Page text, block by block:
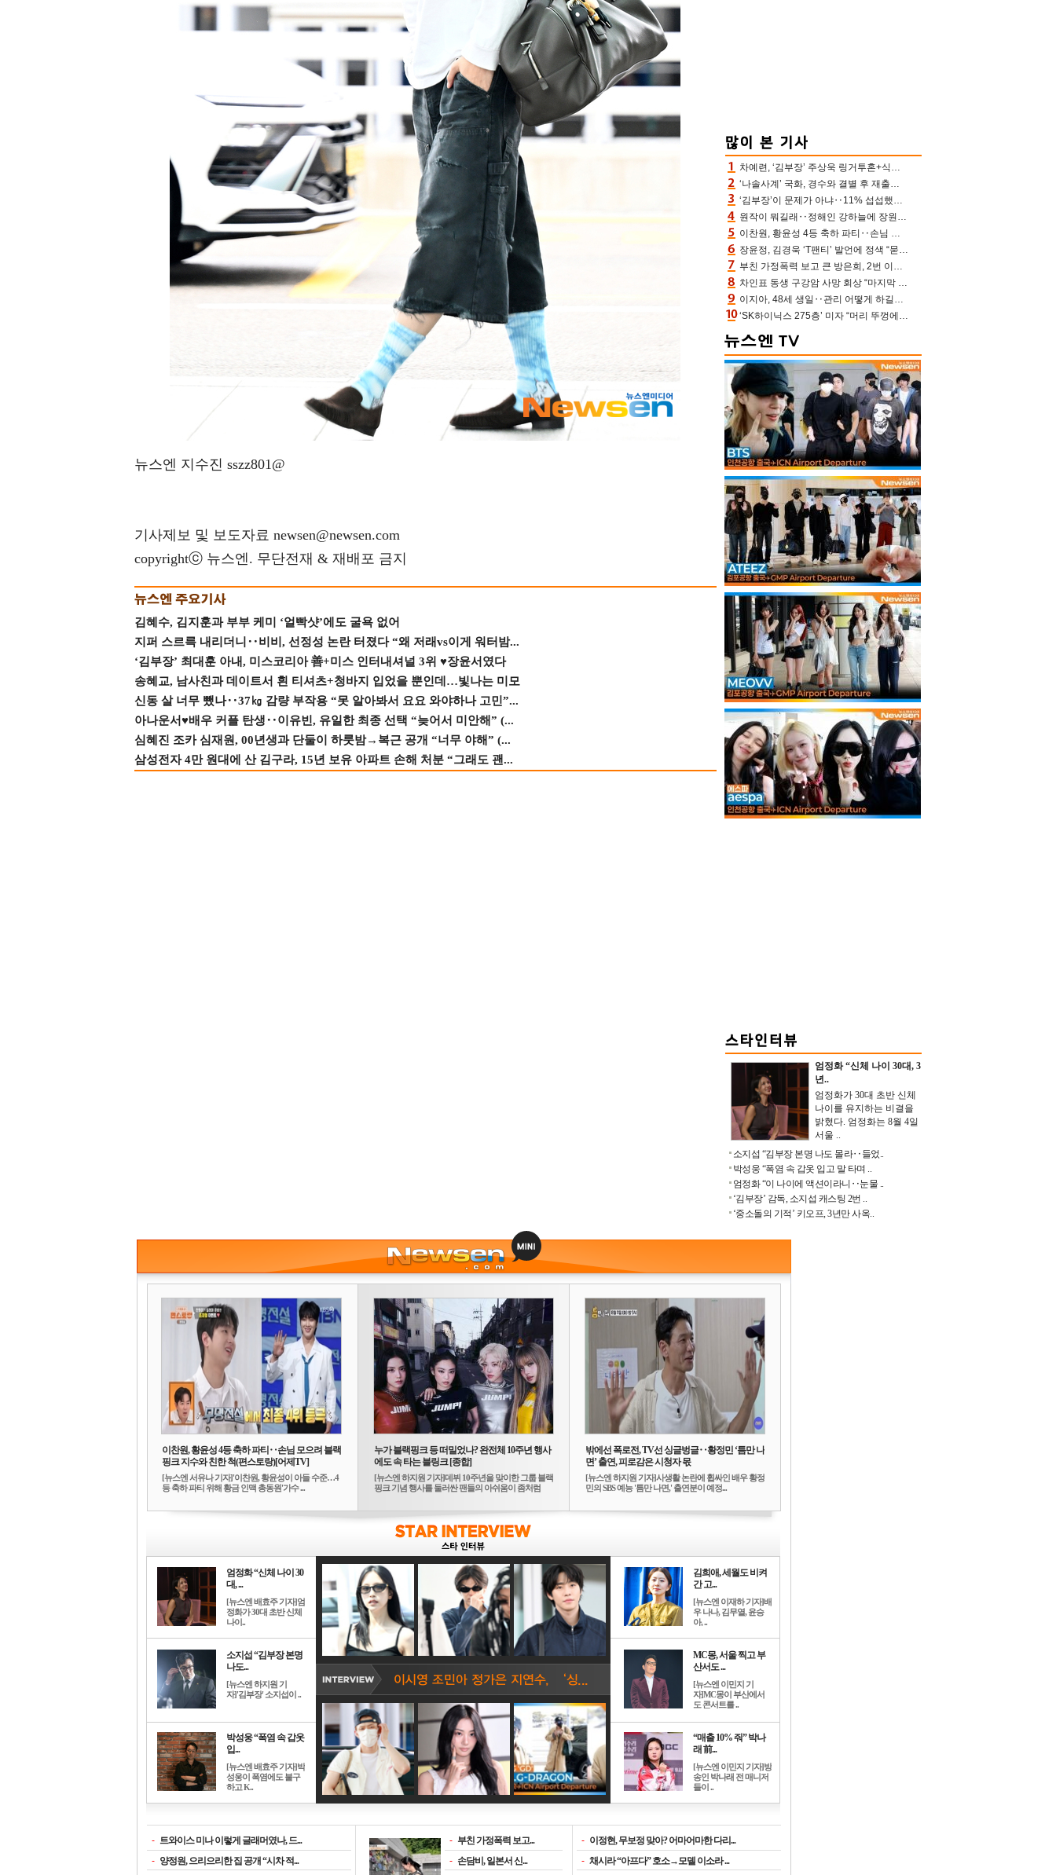
뉴스엔 지수진 sszz801@
기사제보 및 보도자료 newsen@newsen.com
copyrightⓒ 뉴스엔. 무단전재 & 재배포 금지
김혜수, 김지훈과 부부 케미 ‘얼빡샷’에도 굴욕 없어
지퍼 스르륵 내리더니‥비비, 선정성 논란 터졌다 “왜 저래vs이게 워터밤...
‘김부장’ 최대훈 아내, 미스코리아 善+미스 인터내셔널 3위 ♥장윤서였다
송혜교, 남사친과 데이트서 흰 티셔츠+청바지 입었을 뿐인데…빛나는 미모
신동 살 너무 뺐나‥37㎏ 감량 부작용 “못 알아봐서 요요 와야하나 고민”...
아나운서♥배우 커플 탄생‥이유빈, 유일한 최종 선택 “늦어서 미안해” (...
심혜진 조카 심재원, 00년생과 단둘이 하룻밤→복근 공개 “너무 야해” (...
삼성전자 4만 원대에 산 김구라, 15년 보유 아파트 손해 처분 “그래도 괜...
차예련, ‘김부장’ 주상욱 링거투혼+식스팩 비화 “옷 벗는데 아저씨는 안 된다고”(차장금)
‘나솔사계’ 국화, 경수와 결별 후 재출연…첫인상 3표 몰표
‘김부장’이 문제가 아냐‥11% 섭섭했던 ‘재벌X형사2’ 돈·빽 총동원해 컴백 [TV보고서]
원작이 뭐길래‥정해인 강하늘에 장원영까지 참여한 이 영화
이찬원, 황윤성 4등 축하 파티‥손님 모으려 블랙핑크 지수와 친한 척(편스토랑)[어제TV]
장윤정, 김경욱 ‘T팬티’ 발언에 정색 “묻지 않았는데, 그것도 성희롱”(장공장)
부친 가정폭력 보고 큰 방은희, 2번 이혼 후 잠수→母 고독사에 자책(특종세상)[어제TV]
차인표 동생 구강암 사망 회상 “마지막 순간 동생 손 잡아준 신애라, 두고두고 고마워” (신애라이프)
이지아, 48세 생일‥관리 어떻게 하길래 놀라운 동안 미모
‘SK하이닉스 275층’ 미자 “머리 뚜껑에서 사, 주식만 안 해도 돈 버는 것”
엄정화 “신체 나이 30대, 3
년..
엄정화가 30대 초반 신체
나이를 유지하는 비결을
밝혔다. 엄정화는 8월 4일
서울 ..
소지섭 “김부장 본명 나도 몰라‥들었..
박성웅 “폭염 속 갑옷 입고 말 타며 ..
엄정화 “이 나이에 액션이라니‥눈물 ..
‘김부장’ 감독, 소지섭 캐스팅 2번 ..
‘중소돌의 기적’ 키오프, 3년만 사옥..
이찬원, 황윤성 4등 축하 파티‥손님 모으려 블랙
핑크 지수와 친한 척(편스토랑)[어제TV]
[뉴스엔 서유나 기자]'이찬원, 황윤성이 아들 수준…4
등 축하 파티 위해 황금 인맥 총동원'가수 ...
누가 블랙핑크 등 떠밀었나? 완전체 10주년 행사
에도 속 타는 블링크 [종합]
[뉴스엔 하지원 기자]데뷔 10주년을 맞이한 그룹 블랙
핑크 기념 행사를 둘러싼 팬들의 아쉬움이 좀처럼
밖에선 폭로전, TV선 싱글벙글‥황정민 ‘틈만 나
면’ 출연, 피로감은 시청자 몫
[뉴스엔 하지원 기자]사생활 논란에 휩싸인 배우 황정
민의 SBS 예능 '틈만 나면,' 출연분이 예정...
엄정화 “신체 나이 30
대, ...
[뉴스엔 배효주 기자]엄
정화가 30대 초반 신체
나이..
소지섭 “김부장 본명
나도...
[뉴스엔 하지원 기
자]'김부장' 소지섭이 ..
박성웅 “폭염 속 갑옷
입...
[뉴스엔 배효주 기자]박
성웅이 폭염에도 불구
하고 K..
김희애, 세월도 비켜
간 고...
[뉴스엔 이재하 기자]배
우 나나, 김무열, 윤승
아, ..
MC몽, 서울 찍고 부
산서도 ...
[뉴스엔 이민지 기
자]MC몽이 부산에서
도 콘서트를 ..
“매출 10% 줘” 박나
래 前...
[뉴스엔 이민지 기자]방
송인 박나래 전 매니저
들이 ..
- 트와이스 미나 이렇게 글래머였나, 드...
- 양정원, 으리으리한 집 공개 “시차 적...
- 부친 가정폭력 보고...
- 손담비, 일본서 신...
- 이정현, 무보정 맞아? 어마어마한 다리...
- 채시라 “아프다” 호소→모델 이소라 ...